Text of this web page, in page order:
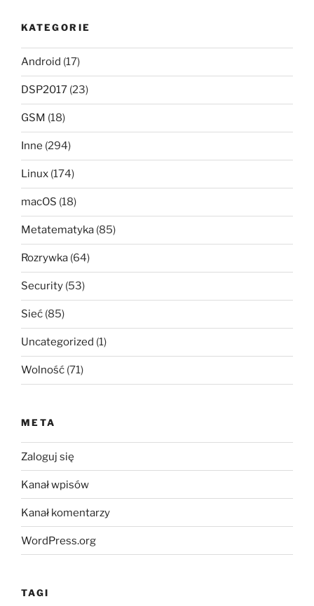
KATEGORIE
Android (17)
DSP2017 (23)
GSM (18)
Inne (294)
Linux (174)
macOS (18)
Metatematyka (85)
Rozrywka (64)
Security (53)
Sieć (85)
Uncategorized (1)
Wolność (71)
META
Zaloguj się
Kanał wpisów
Kanał komentarzy
WordPress.org
TAGI